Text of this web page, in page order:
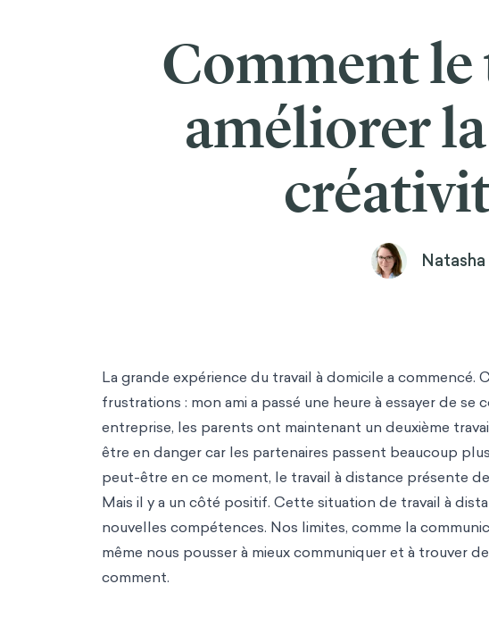
Comment
améliorer
La grande expérience du travail à domicile a
frustrations : mon ami a passé une heure à essayer de se
entreprise, les parents ont maintenant un deuxième
être en danger car les partenaires passent beaucoup
peut-être en ce moment, le travail à distance présente
Mais il y a un côté positif. Cette situation de travail à
nouvelles compétences. Nos limites, comme la
même nous pousser à mieux communiquer et à trouver
comment.